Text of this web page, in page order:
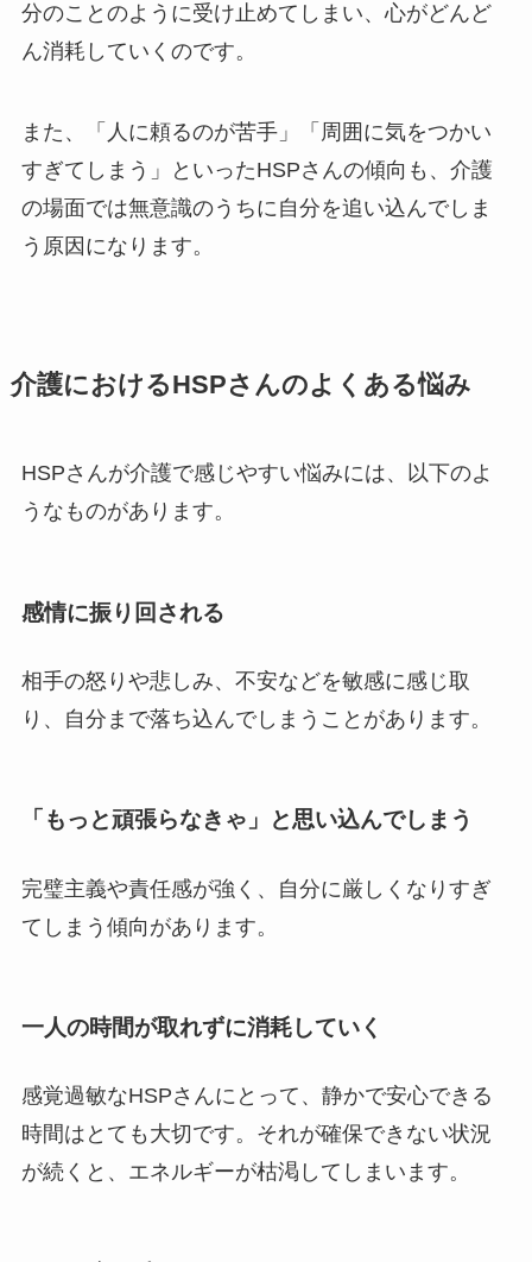
分のことのように受け止めてしまい、心がどんど
ん消耗していくのです。
また、「人に頼るのが苦手」「周囲に気をつかい
すぎてしまう」といったHSPさんの傾向も、介護
の場面では無意識のうちに自分を追い込んでしま
う原因になります。
介護におけるHSPさんのよくある悩み
HSPさんが介護で感じやすい悩みには、以下のよ
うなものがあります。
感情に振り回される
相手の怒りや悲しみ、不安などを敏感に感じ取
り、自分まで落ち込んでしまうことがあります。
「もっと頑張らなきゃ」と思い込んでしまう
完璧主義や責任感が強く、自分に厳しくなりすぎ
てしまう傾向があります。
一人の時間が取れずに消耗していく
感覚過敏なHSPさんにとって、静かで安心できる
時間はとても大切です。それが確保できない状況
が続くと、エネルギーが枯渇してしまいます。